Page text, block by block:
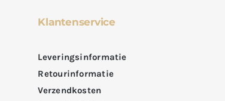
Klantenservice
Leveringsinformatie
Retourinformatie
Verzendkosten